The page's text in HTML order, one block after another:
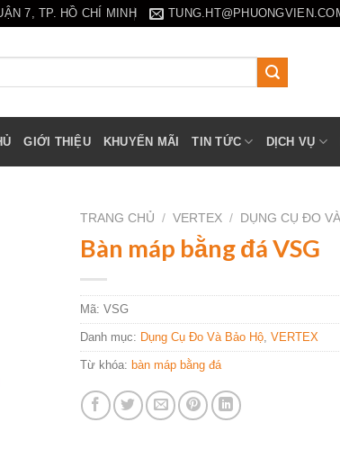
7, TP. HỒ CHÍ MINH
GIỚI THIỆU KHUYẾN MÃI TIN TỨC DỊCH VỤ
TRANG CHỦ / VERTEX / DỤNG CỤ ĐO
Bàn máp bằng đá VSG
Mã: VSG
Danh mục: Dụng Cụ Đo Và Bảo Hộ, VERTEX
Từ khóa: bàn máp bằng đá